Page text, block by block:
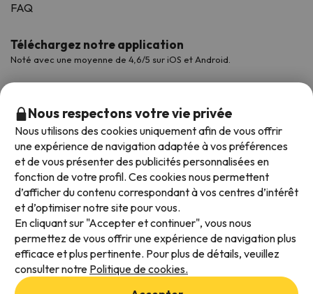
FAQ
Téléchargez notre application
Noté avec une moyenne de 4,6/5 sur iOS et Android.
Modes de paiement disponibles
Nous respectons votre vie privée
Nous utilisons des cookies uniquement afin de vous offrir
une expérience de navigation adaptée à vos préférences
et de vous présenter des publicités personnalisées en
fonction de votre profil. Ces cookies nous permettent
d’afficher du contenu correspondant à vos centres d’intérêt
et d’optimiser notre site pour vous.
En cliquant sur "Accepter et continuer", vous nous
permettez de vous offrir une expérience de navigation plus
efficace et plus pertinente. Pour plus de détails, veuillez
consulter notre Politique de cookies.